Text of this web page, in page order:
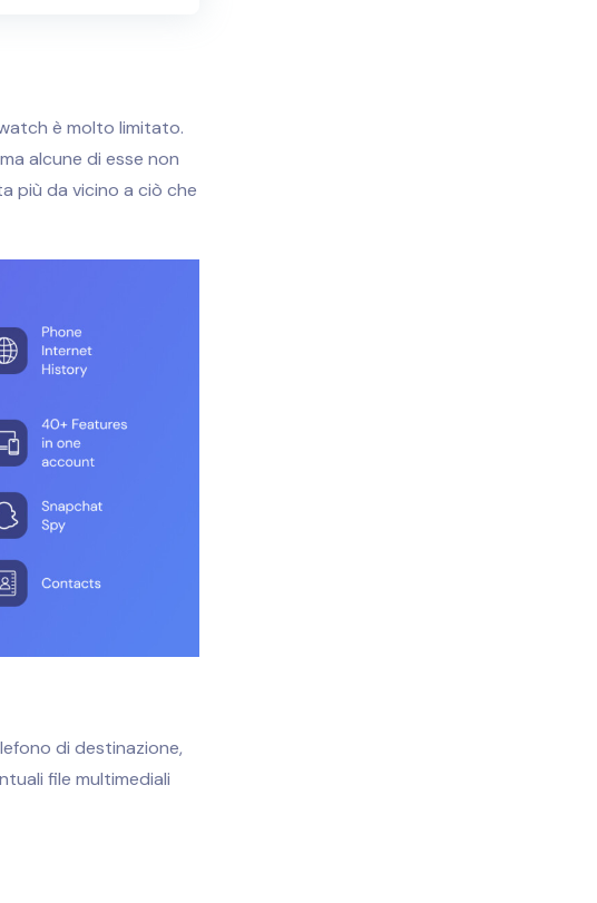
è molto limitato.
alcune di esse non
più da vicino a ciò che
di destinazione,
file multimediali